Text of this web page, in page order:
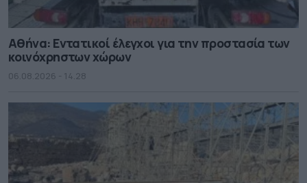
Αθήνα: Εντατικοί έλεγχοι για την προστασία των
κοινόχρηστων χώρων
06.08.2026 - 14.28